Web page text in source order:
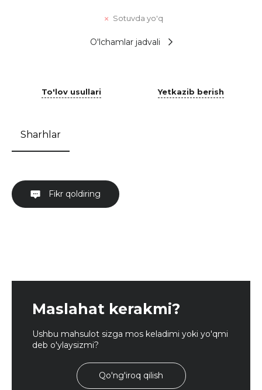
Sotuvda yo'q
O'lchamlar jadvali
To'lov usullari Yetkazib berish
Sharhlar
Fikr qoldiring
Maslahat kerakmi?
Ushbu mahsulot sizga mos keladimi yoki yo'qmi
deb o'ylaysizmi?
Qo'ng'iroq qilish